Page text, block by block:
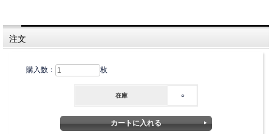
注文
購入数： 枚
在庫 ○